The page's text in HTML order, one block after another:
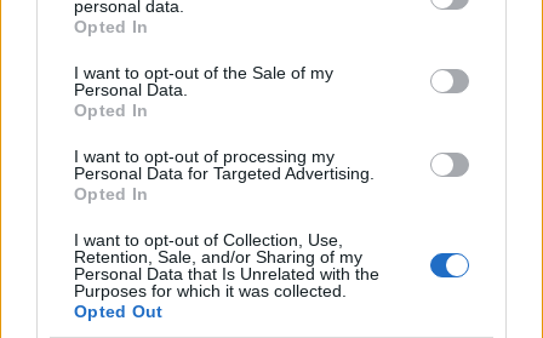
grant or deny consent to Google and its third-party tags to
use your data for below specified purposes in below Google
consent section.
personal data.
Opted In
I want to opt-out of the Sale of my
Personal Data.
Opted In
I want to opt-out of processing my
Personal Data for Targeted Advertising.
Opted In
I want to opt-out of Collection, Use,
Retention, Sale, and/or Sharing of my
Personal Data that Is Unrelated with the
Purposes for which it was collected.
Opted Out
Σχόλια
Σχολίασε εδώ
οδηγός του φορτηγού
– «Ήθελα να τον